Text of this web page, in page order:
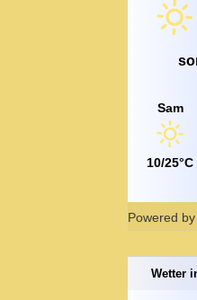
Sam
10/25°C
Powered by
Wetter